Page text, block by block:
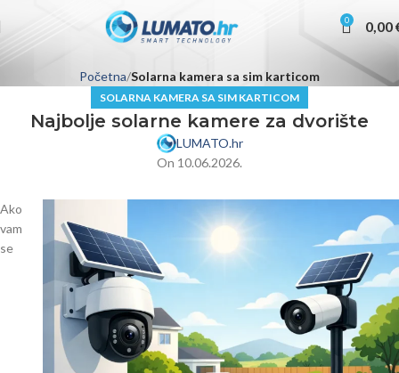
0 0,00
Početna Solarna kamera sa sim karticom
SOLARNA KAMERA SA SIM KARTICOM
Najbolje solarne kamere za dvorište
LUMATO.hr
On 10.06.2026.
Ako
vam
se